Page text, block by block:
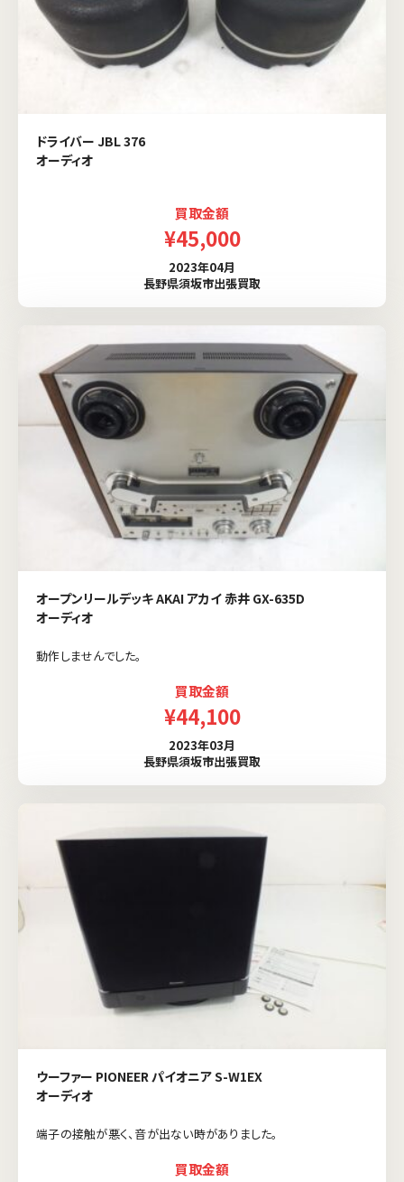
ドライバー JBL 376
オーディオ
買取金額
¥45,000
2023年04月
長野県須坂市出張買取
オープンリールデッキ AKAI アカイ 赤井 GX-635D
オーディオ
動作しませんでした。
買取金額
¥44,100
2023年03月
長野県須坂市出張買取
ウーファー PIONEER パイオニア S-W1EX
オーディオ
端子の接触が悪く、音が出ない時がありました。
買取金額